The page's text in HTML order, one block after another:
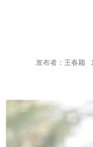
发布者：王春颖